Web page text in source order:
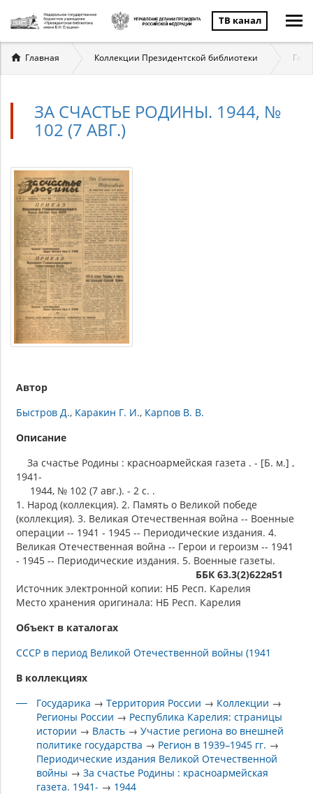
ТВ канал
Вы
здесь
Главная Коллекции Президентской библиотеки
ЗА СЧАСТЬЕ РОДИНЫ. 1944, №
102 (7 АВГ.)
Автор
Быстров Д. Каракин Г. И. Карпов В. В.
Описание
За счастье Родины : красноармейская газета . - [Б. м.] ,
1941-
1944, № 102 (7 авг.). - 2 c. .
1. Народ (коллекция). 2. Память о Великой победе
(коллекция). 3. Великая Отечественная война -- Военные
операции -- 1941 - 1945 -- Периодические издания. 4.
Великая Отечественная война -- Герои и героизм -- 1941
- 1945 -- Периодические издания. 5. Военные газеты.
ББК 63.3(2)622я51
Источник электронной копии: НБ Респ. Карелия
Место хранения оригинала: НБ Респ. Карелия
Объект в каталогах
СССР в период Великой Отечественной войны (1941
В коллекциях
Государика →Территория России → Коллекции →
Регионы России → Республика Карелия: страницы
истории → Власть →Участие региона во внешней
политике государства → Регион в 1939–1945 гг. →
Периодические издания Великой Отечественной
войны →За счастье Родины : красноармейская
газета. 1941- → 1944